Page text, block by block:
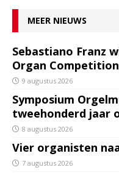
MEER NIEUWS
Sebastiano Franz
Organ
9 augustus 2026
Symposium
tweehonderd jaar
8 augustus 2026
Vier organisten
7 augustus 2026